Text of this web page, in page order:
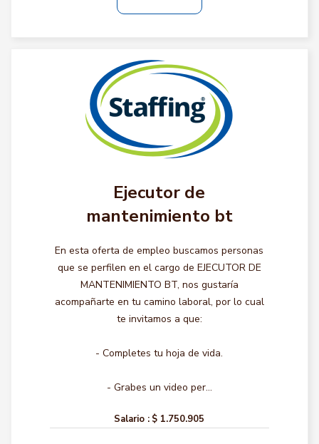
Ejecutor de
mantenimiento bt
En esta oferta de empleo buscamos personas
que se perfilen en el cargo de EJECUTOR DE
MANTENIMIENTO BT, nos gustaría
acompañarte en tu camino laboral, por lo cual
te invitamos a que:
- Completes tu hoja de vida.
- Grabes un video per...
Salario : $ 1.750.905